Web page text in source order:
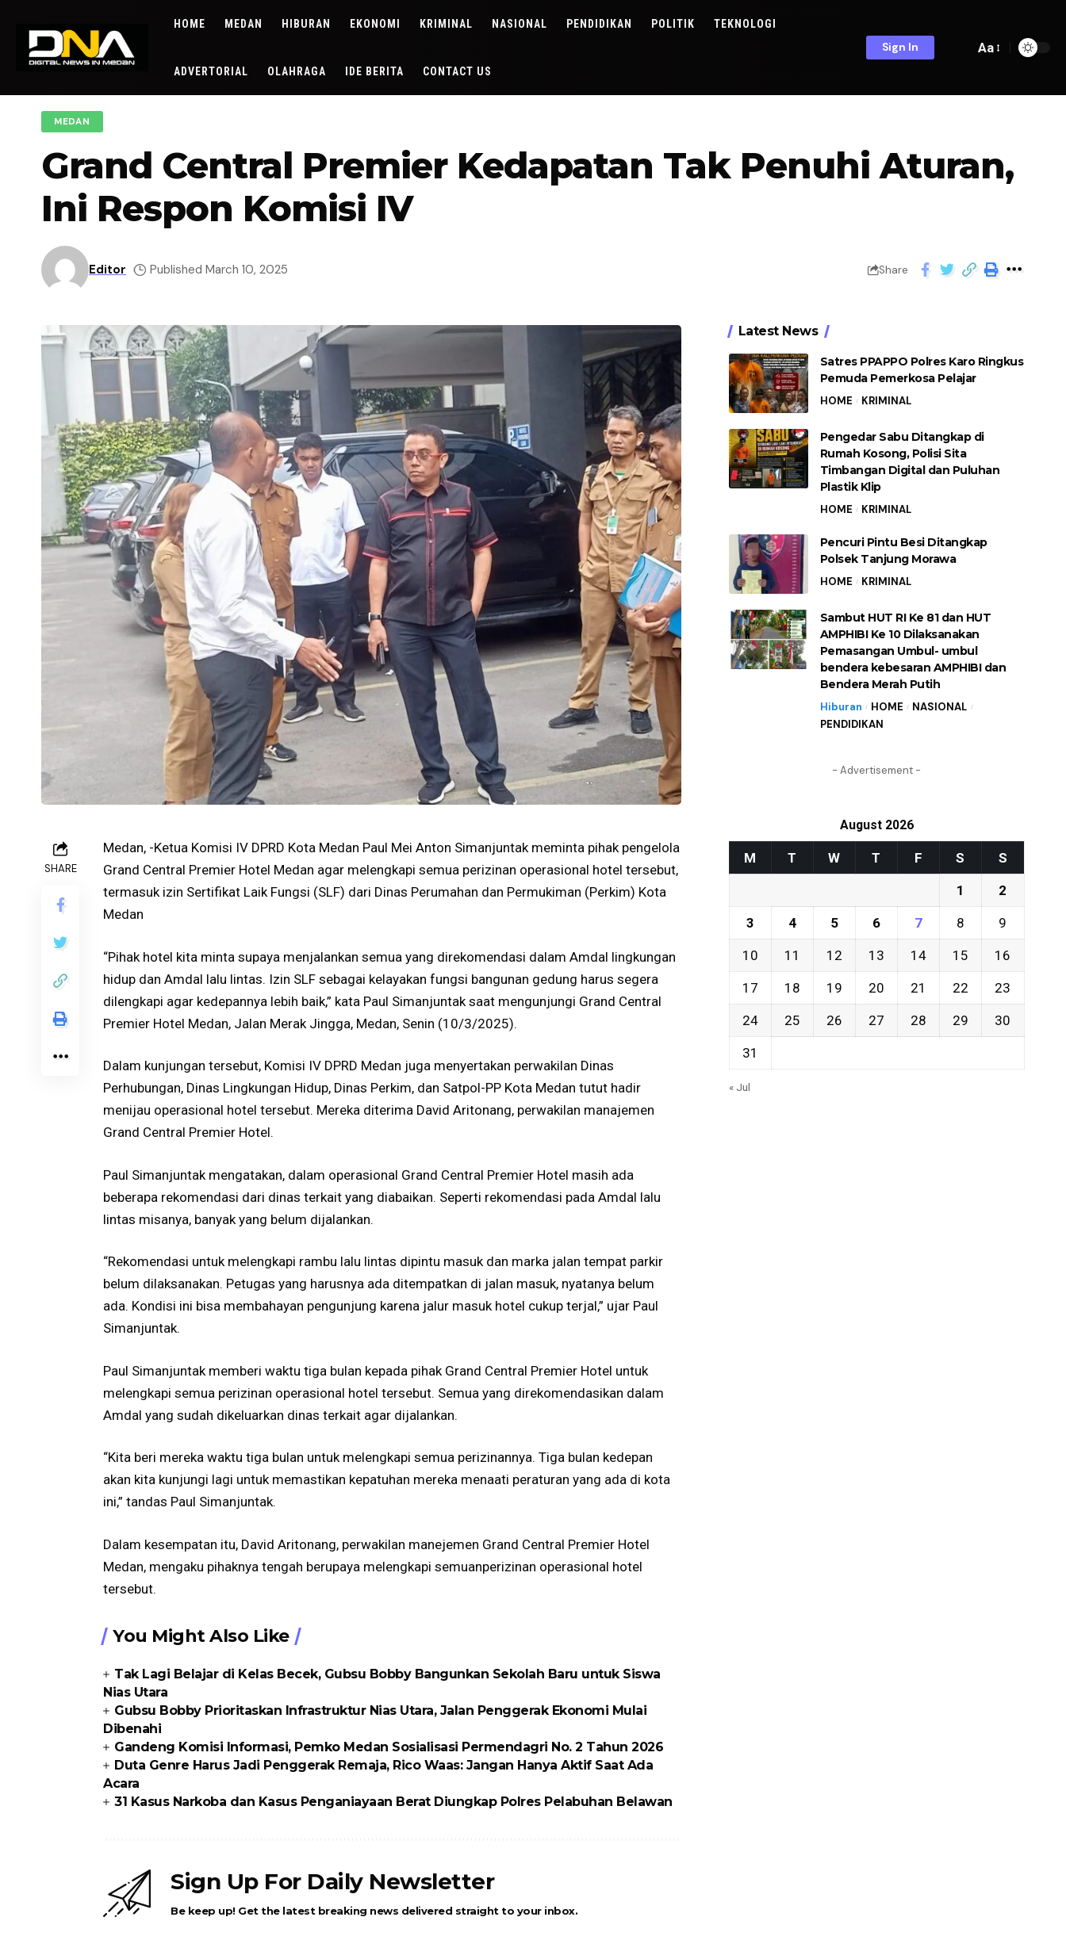
HOME MEDAN HIBURAN EKONOMI KRIMINAL NASIONAL PENDIDIKAN POLITIK TEKNOLOGI
ADVERTORIAL OLAHRAGA IDE BERITA CONTACT US
Sign In Aa
MEDAN
Grand Central Premier Kedapatan Tak Penuhi Aturan,
Ini Respon Komisi IV
Editor Published March 10, 2025 Share
SHARE
Medan, -Ketua Komisi IV DPRD Kota Medan Paul Mei Anton Simanjuntak meminta pihak pengelola
Grand Central Premier Hotel Medan agar melengkapi semua perizinan operasional hotel tersebut,
termasuk izin Sertifikat Laik Fungsi (SLF) dari Dinas Perumahan dan Permukiman (Perkim) Kota
Medan
“Pihak hotel kita minta supaya menjalankan semua yang direkomendasi dalam Amdal lingkungan
hidup dan Amdal lalu lintas. Izin SLF sebagai kelayakan fungsi bangunan gedung harus segera
dilengkapi agar kedepannya lebih baik,” kata Paul Simanjuntak saat mengunjungi Grand Central
Premier Hotel Medan, Jalan Merak Jingga, Medan, Senin (10/3/2025).
Dalam kunjungan tersebut, Komisi IV DPRD Medan juga menyertakan perwakilan Dinas
Perhubungan, Dinas Lingkungan Hidup, Dinas Perkim, dan Satpol-PP Kota Medan tutut hadir
menijau operasional hotel tersebut. Mereka diterima David Aritonang, perwakilan manajemen
Grand Central Premier Hotel.
Paul Simanjuntak mengatakan, dalam operasional Grand Central Premier Hotel masih ada
beberapa rekomendasi dari dinas terkait yang diabaikan. Seperti rekomendasi pada Amdal lalu
lintas misanya, banyak yang belum dijalankan.
“Rekomendasi untuk melengkapi rambu lalu lintas dipintu masuk dan marka jalan tempat parkir
belum dilaksanakan. Petugas yang harusnya ada ditempatkan di jalan masuk, nyatanya belum
ada. Kondisi ini bisa membahayan pengunjung karena jalur masuk hotel cukup terjal,” ujar Paul
Simanjuntak.
Paul Simanjuntak memberi waktu tiga bulan kepada pihak Grand Central Premier Hotel untuk
melengkapi semua perizinan operasional hotel tersebut. Semua yang direkomendasikan dalam
Amdal yang sudah dikeluarkan dinas terkait agar dijalankan.
“Kita beri mereka waktu tiga bulan untuk melengkapi semua perizinannya. Tiga bulan kedepan
akan kita kunjungi lagi untuk memastikan kepatuhan mereka menaati peraturan yang ada di kota
ini,” tandas Paul Simanjuntak.
Dalam kesempatan itu, David Aritonang, perwakilan manejemen Grand Central Premier Hotel
Medan, mengaku pihaknya tengah berupaya melengkapi semuanperizinan operasional hotel
tersebut.
You Might Also Like
Tak Lagi Belajar di Kelas Becek, Gubsu Bobby Bangunkan Sekolah Baru untuk Siswa
Nias Utara
Gubsu Bobby Prioritaskan Infrastruktur Nias Utara, Jalan Penggerak Ekonomi Mulai
Dibenahi
Gandeng Komisi Informasi, Pemko Medan Sosialisasi Permendagri No. 2 Tahun 2026
Duta Genre Harus Jadi Penggerak Remaja, Rico Waas: Jangan Hanya Aktif Saat Ada
Acara
31 Kasus Narkoba dan Kasus Penganiayaan Berat Diungkap Polres Pelabuhan Belawan
Sign Up For Daily Newsletter
Be keep up! Get the latest breaking news delivered straight to your inbox.
Latest News
Satres PPAPPO Polres Karo Ringkus
Pemuda Pemerkosa Pelajar
HOME KRIMINAL
Pengedar Sabu Ditangkap di
Rumah Kosong, Polisi Sita
Timbangan Digital dan Puluhan
Plastik Klip
HOME KRIMINAL
Pencuri Pintu Besi Ditangkap
Polsek Tanjung Morawa
HOME KRIMINAL
Sambut HUT RI Ke 81 dan HUT
AMPHIBI Ke 10 Dilaksanakan
Pemasangan Umbul- umbul
bendera kebesaran AMPHIBI dan
Bendera Merah Putih
Hiburan HOME
NASIONAL
PENDIDIKAN
- Advertisement -
August 2026
M T W T F S S
1 2
3 4 5 6 7 8 9
10 11 12 13 14 15 16
17 18 19 20 21 22 23
24 25 26 27 28 29 30
31
« Jul